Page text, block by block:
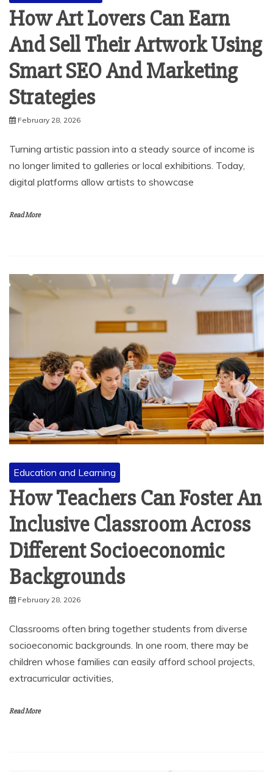
How Art Lovers Can Earn
And Sell Their Artwork Using
Smart SEO And Marketing
Strategies
February 28, 2026
Turning artistic passion into a steady source of income is
no longer limited to galleries or local exhibitions. Today,
digital platforms allow artists to showcase
Read More
Education and Learning
How Teachers Can Foster An
Inclusive Classroom Across
Different Socioeconomic
Backgrounds
February 28, 2026
Classrooms often bring together students from diverse
socioeconomic backgrounds. In one room, there may be
children whose families can easily afford school projects,
extracurricular activities,
Read More